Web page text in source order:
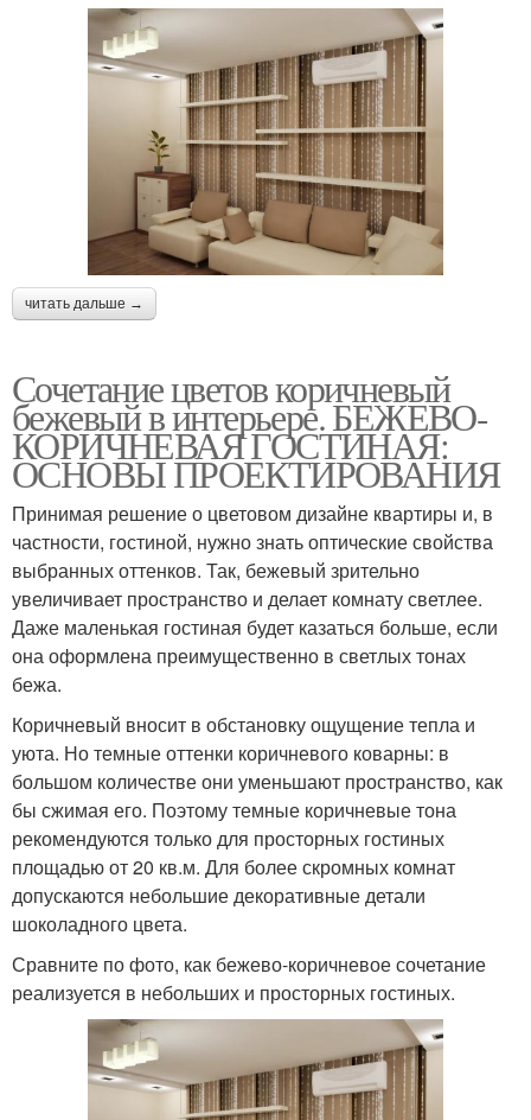
читать дальше →
Сочетание цветов коричневый
бежевый в интерьере. БЕЖЕВО-
КОРИЧНЕВАЯ ГОСТИНАЯ:
ОСНОВЫ ПРОЕКТИРОВАНИЯ
Принимая решение о цветовом дизайне квартиры и, в
частности, гостиной, нужно знать оптические свойства
выбранных оттенков. Так, бежевый зрительно
увеличивает пространство и делает комнату светлее.
Даже маленькая гостиная будет казаться больше, если
она оформлена преимущественно в светлых тонах
бежа.
Коричневый вносит в обстановку ощущение тепла и
уюта. Но темные оттенки коричневого коварны: в
большом количестве они уменьшают пространство, как
бы сжимая его. Поэтому темные коричневые тона
рекомендуются только для просторных гостиных
площадью от 20 кв.м. Для более скромных комнат
допускаются небольшие декоративные детали
шоколадного цвета.
Сравните по фото, как бежево-коричневое сочетание
реализуется в небольших и просторных гостиных.